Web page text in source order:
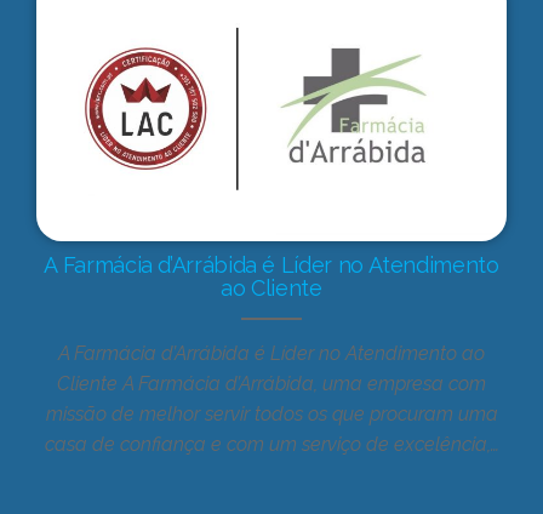
A Farmácia d’Arrábida é Líder no Atendimento
ao Cliente
A Farmácia d’Arrábida é Líder no Atendimento ao
Cliente A Farmácia d’Arrábida, uma empresa com
missão de melhor servir todos os que procuram uma
casa de confiança e com um serviço de excelência,…